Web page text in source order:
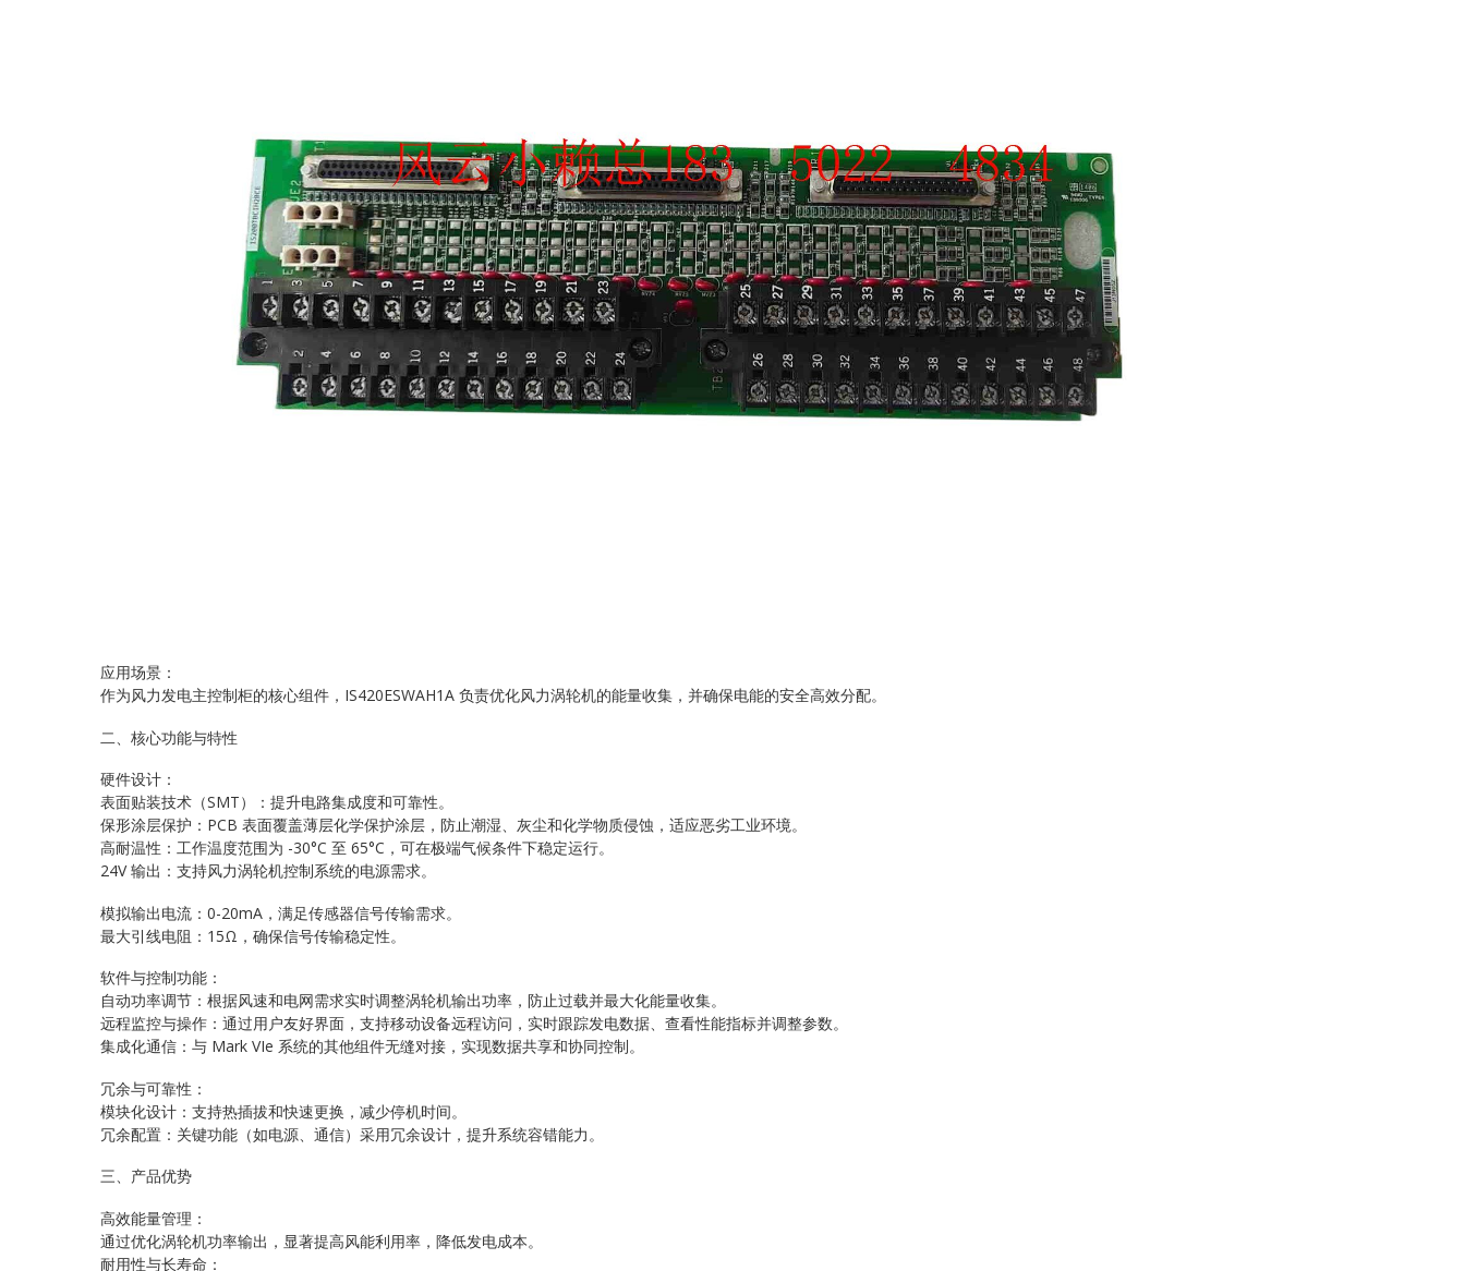
应用场景：
作为风力发电主控制柜的核心组件，IS420ESWAH1A 负责优化风力涡轮机的能量收集，并确保电能的安全高效分配。
二、核心功能与特性
硬件设计：
表面贴装技术（SMT）：提升电路集成度和可靠性。
保形涂层保护：PCB 表面覆盖薄层化学保护涂层，防止潮湿、灰尘和化学物质侵蚀，适应恶劣工业环境。
高耐温性：工作温度范围为 -30°C 至 65°C，可在极端气候条件下稳定运行。
24V 输出：支持风力涡轮机控制系统的电源需求。
模拟输出电流：0-20mA，满足传感器信号传输需求。
最大引线电阻：15Ω，确保信号传输稳定性。
软件与控制功能：
自动功率调节：根据风速和电网需求实时调整涡轮机输出功率，防止过载并最大化能量收集。
远程监控与操作：通过用户友好界面，支持移动设备远程访问，实时跟踪发电数据、查看性能指标并调整参数。
集成化通信：与 Mark VIe 系统的其他组件无缝对接，实现数据共享和协同控制。
冗余与可靠性：
模块化设计：支持热插拔和快速更换，减少停机时间。
冗余配置：关键功能（如电源、通信）采用冗余设计，提升系统容错能力。
三、产品优势
高效能量管理：
通过优化涡轮机功率输出，显著提高风能利用率，降低发电成本。
耐用性与长寿命：